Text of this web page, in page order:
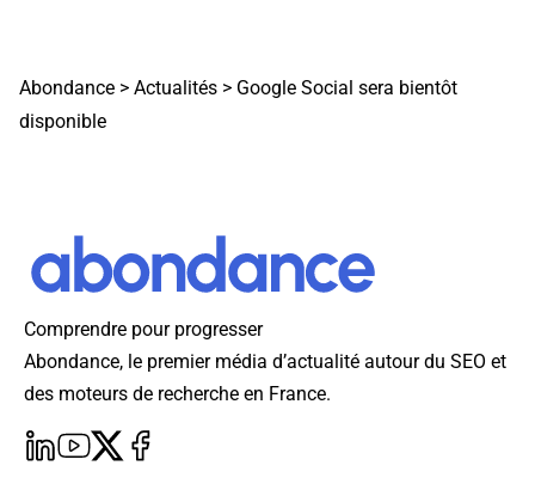
Abondance > Actualités > Google Social sera bientôt
disponible
Comprendre pour progresser
Abondance, le premier média d’actualité autour du SEO et
des moteurs de recherche en France.